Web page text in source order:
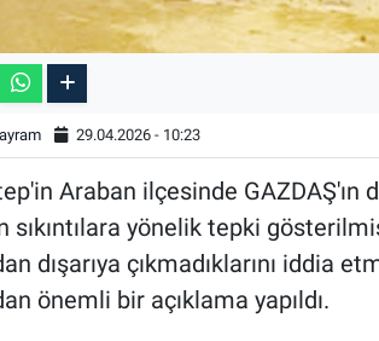
29.04.2026 - 10:23
Araban ilçesinde GAZDAŞ'ın
sıkıntılara yönelik tepki
dışarıya çıkmadıklarını iddia
önemli bir açıklama yapıldı.